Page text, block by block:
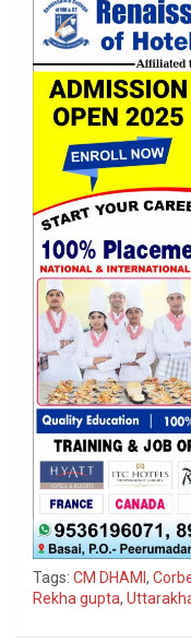
Tags: CM DHAMI,
Rekha gupta,